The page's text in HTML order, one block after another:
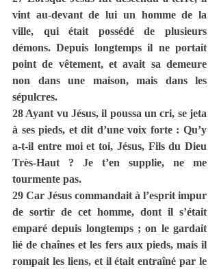
vint au-devant de lui un homme de la
ville, qui était possédé de plusieurs
démons. Depuis longtemps il ne portait
point de vêtement, et avait sa demeure
non dans une maison, mais dans les
sépulcres.
28 Ayant vu Jésus, il poussa un cri, se jeta
à ses pieds, et dit d’une voix forte : Qu’y
a-t-il entre moi et toi, Jésus, Fils du Dieu
Très-Haut ? Je t’en supplie, ne me
tourmente pas.
29 Car Jésus commandait à l’esprit impur
de sortir de cet homme, dont il s’était
emparé depuis longtemps ; on le gardait
lié de chaînes et les fers aux pieds, mais il
rompait les liens, et il était entraîné par le